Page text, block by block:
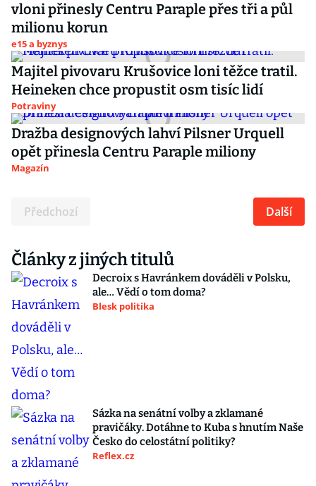
vloni přinesly Centru Paraple přes tři a půl
milionu korun
e15 a byznys
Majitel pivovaru Krušovice loni těžce tratil.
Heineken chce propustit osm tisíc lidí
Potraviny
Dražba designových lahví Pilsner Urquell
opět přinesla Centru Paraple miliony
Magazín
Předchozí Další
Články z jiných titulů
Decroix s Havránkem dováděli v Polsku,
ale… Vědí o tom doma?
Blesk politika
Sázka na senátní volby a zklamané
pravičáky. Dotáhne to Kuba s hnutím Naše
Česko do celostátní politiky?
Reflex.cz